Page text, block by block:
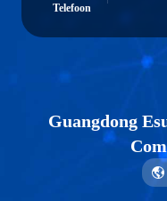
Telefoon
Guangdong